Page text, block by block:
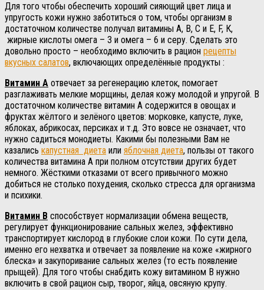
Для того чтобы обеспечить хороший сияющий цвет лица и
упругость кожи нужно заботиться о том, чтобы организм в
достаточном количестве получал витамины А, В, С и Е, F, К,
жирные кислоты омега – 3 и омега – 6 и серу. Сделать это
довольно просто – необходимо включить в рацион рецепты
вкусных салатов, включающих определённые продукты :
Витамин А отвечает за регенерацию клеток, помогает
разглаживать мелкие морщины, делая кожу молодой и упругой. В
достаточном количестве витамин А содержится в овощах и
фруктах жёлтого и зелёного цветов: морковке, капусте, луке,
яблоках, абрикосах, персиках и т.д. Это вовсе не означает, что
нужно садиться монодиеты. Какими бы полезными Вам не
казались капустная диета или яблочная диета, пользы от такого
количества витамина А при полном отсутствии других будет
немного. Жёсткими отказами от всего привычного можно
добиться не столько похудения, сколько стресса для организма
и психики.
Витамин В способствует нормализации обмена веществ,
регулирует функционирование сальных желез, эффективно
транспортирует кислород в глубокие слои кожи. По сути дела,
именно его нехватка и отвечает за появление на коже «жирного
блеска» и закупоривание сальных желез (то есть появление
прыщей). Для того чтобы снабдить кожу витамином В нужно
включить в свой рацион сыр, творог, яйца, овсяную крупу.